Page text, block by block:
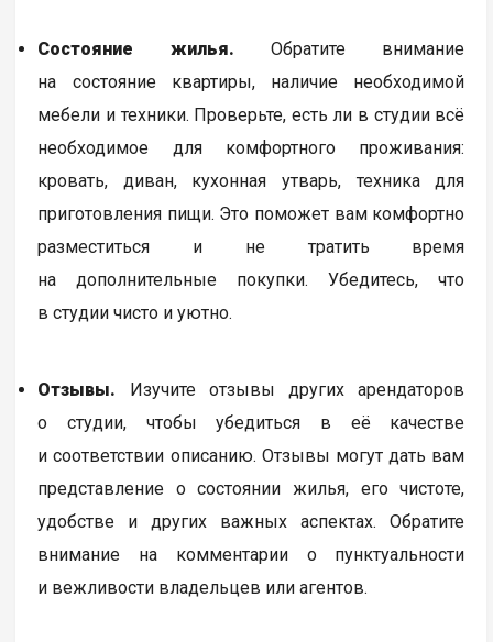
Состояние жилья. Обратите внимание
на состояние квартиры, наличие необходимой
мебели и техники. Проверьте, есть ли в студии всё
необходимое для комфортного проживания:
кровать, диван, кухонная утварь, техника для
приготовления пищи. Это поможет вам комфортно
разместиться и не тратить время
на дополнительные покупки. Убедитесь, что
в студии чисто и уютно.
Отзывы. Изучите отзывы других арендаторов
о студии, чтобы убедиться в её качестве
и соответствии описанию. Отзывы могут дать вам
представление о состоянии жилья, его чистоте,
удобстве и других важных аспектах. Обратите
внимание на комментарии о пунктуальности
и вежливости владельцев или агентов.